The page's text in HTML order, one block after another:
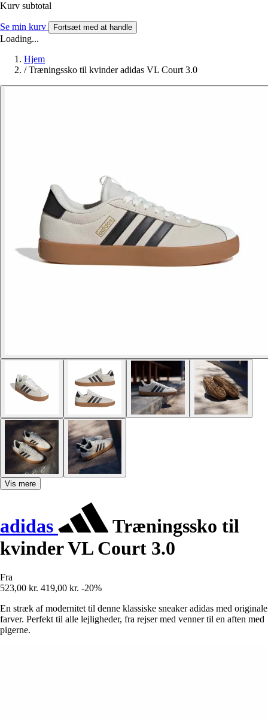
Kurv subtotal
Se min kurv Fortsæt med at handle
Loading...
Hjem
/ Træningssko til kvinder adidas VL Court 3.0
Vis mere
adidas
Træningssko til
kvinder VL Court 3.0
Fra
523,00 kr. 419,00 kr. -20%
En stræk af modernitet til denne klassiske sneaker adidas med originale
farver. Perfekt til alle lejligheder, fra rejser med venner til en aften med
pigerne.